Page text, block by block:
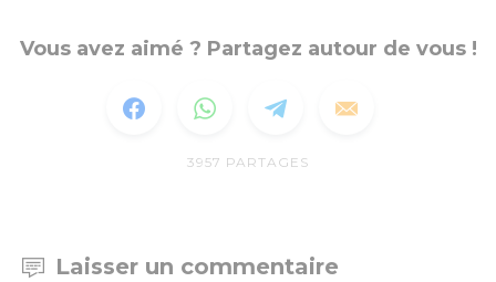
Vous avez aimé ? Partagez autour de vous !
3957 PARTAGES
Laisser un commentaire